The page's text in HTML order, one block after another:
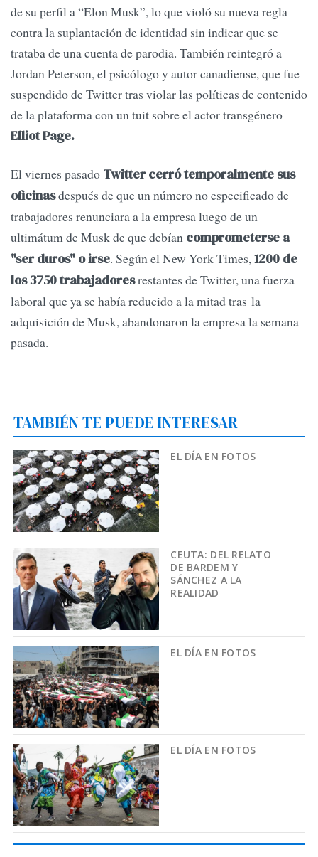
de su perfil a “Elon Musk”, lo que violó su nueva regla
contra la suplantación de identidad sin indicar que se
trataba de una cuenta de parodia. También reintegró a
Jordan Peterson, el psicólogo y autor canadiense, que fue
suspendido de Twitter tras violar las políticas de contenido
de la plataforma con un tuit sobre el actor transgénero
Elliot Page.
El viernes pasado Twitter cerró temporalmente sus
oficinasdespués de que un número no especificado de
trabajadores renunciara a la empresa luego de un
ultimátum de Musk de que debían comprometerse a
"ser duros" o irse. Según el New York Times,1200 de
los 3750 trabajadoresrestantes de Twitter, una fuerza
laboral que ya se había reducido a la mitad tras la
adquisición de Musk, abandonaron la empresa la semana
pasada.
TAMBIÉN TE PUEDE INTERESAR
EL DÍA EN FOTOS
CEUTA: DEL RELATO
DE BARDEM Y
SÁNCHEZ A LA
REALIDAD
EL DÍA EN FOTOS
EL DÍA EN FOTOS